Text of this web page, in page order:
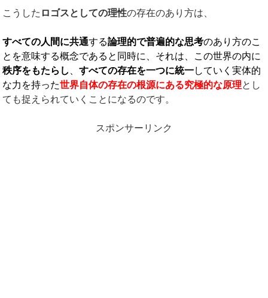
こうした ロゴスとしての理性の存在のあり方は、
すべての人間に共通する論理的で普遍的な思考のあり方のこ
とを意味する概念であると同時に、それは、この世界の内に
秩序をもたらし
、すべての存在を一つに統一していく実体的
な力を持った世界自体の存在の根源にある究極的な原理とし
ても捉えられていくことになるのです。
スポンサーリンク